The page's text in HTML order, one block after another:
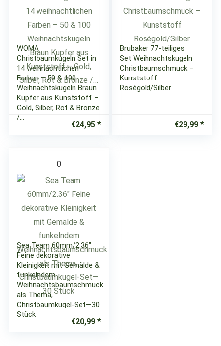
WOMA
Christbaumkugeln Set in
14 weihnachtlichen
Farben – 50 & 100
Weihnachtskugeln Braun
Kupfer aus Kunststoff –
Gold, Silber, Rot & Bronze
/…
€24,95
Brubaker 77-teiliges
Set Weihnachtskugeln
Christbaumschmuck –
Kunststoff
Roségold/Silber
€29,99
0
Sea Team 60mm/2.36″
Feine dekorative
Kleinigkeit mit Gemälde &
funkelndem
Weihnachtsbaumschmuck
als Thema,
Christbaumkugel-Set—30
Stück
€20,99